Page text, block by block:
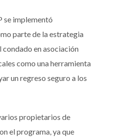
se implementó
parte de la estrategia
en asociación
como una herramienta
un regreso seguro a los
propietarios de
el programa, ya que